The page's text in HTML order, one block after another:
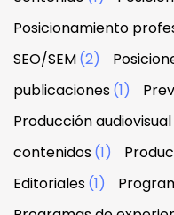
Posicionamiento
SEO/SEM(2)
publicaciones(1)
Producción audiovisual
contenidos(1)
Editoriales(1)